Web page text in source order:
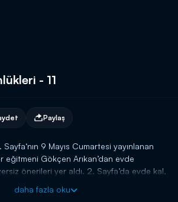
- 11
Paylaş
9 Mayıs Cumartesi yayınlanan
Gökçen Arıkan’dan evde
önerileri yer aldı. 2. Sayfa’da evde kal,
egzersiz serisi...
daha fazla oku